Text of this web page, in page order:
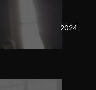
2024